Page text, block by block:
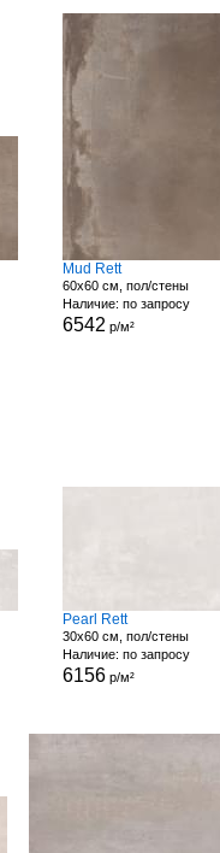
Mud Rett
60x60 см, пол/стены
Наличие: по запросу
6542 р/м²
Pearl Rett
30x60 см, пол/стены
Наличие: по запросу
6156р/м²